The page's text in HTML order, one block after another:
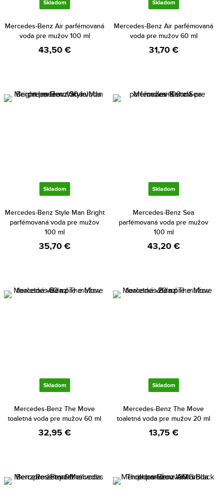
Skladom
Mercedes-Benz Air parfémovaná
voda pre mužov 100 ml
43,50 €
Skladom
Mercedes-Benz Air parfémovaná
voda pre mužov 60 ml
31,70 €
Skladom
Mercedes-Benz Style Man Bright
parfémovaná voda pre mužov
100 ml
35,70 €
Skladom
Mercedes-Benz Sea
parfémovaná voda pre mužov
100 ml
43,20 €
Skladom
Mercedes-Benz The Move
toaletná voda pre mužov 60 ml
32,95 €
Skladom
Mercedes-Benz The Move
toaletná voda pre mužov 20 ml
13,75 €